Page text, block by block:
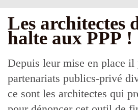
Les architectes
halte aux PPP !
Depuis leur mise en place il
partenariats publics-privé
ce sont les architectes qui